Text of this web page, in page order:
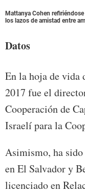
Mattanya Cohen
los lazos de amistad entre
Datos
En la hoja de vida
2017 fue el
Cooperación de
Israelí para la
Asimismo, ha
en El Salvador y
licenciado en